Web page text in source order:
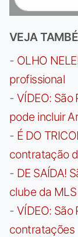
VEJA
- OLHO
profissional
- VÍDEO:
pode incluir
- É DO
contratação
- DE SAÍDA!
clube da MLS
- VÍDEO:
contratações